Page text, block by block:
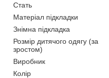
Стать
Матеріал підкладки
Знімна підкладка
Розмір дитячого одягу (за
зростом)
Виробник
Колір